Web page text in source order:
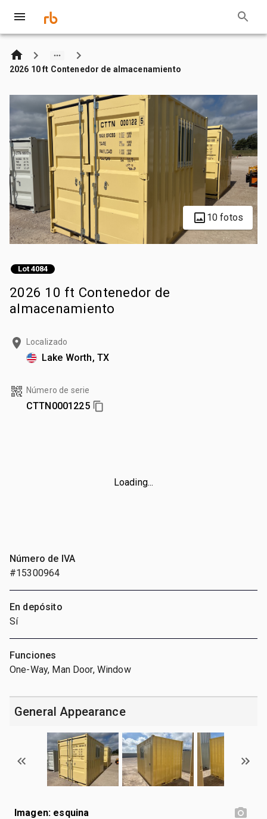
2026 10 ft Contenedor de almacenamiento
10 fotos
Lot 4084
2026 10 ft Contenedor de
almacenamiento
Localizado
Lake Worth, TX
Número de serie
CTTN0001225
Loading...
Número de IVA
#15300964
En depósito
Sí
Funciones
One-Way, Man Door, Window
General Appearance
Imagen: esquina